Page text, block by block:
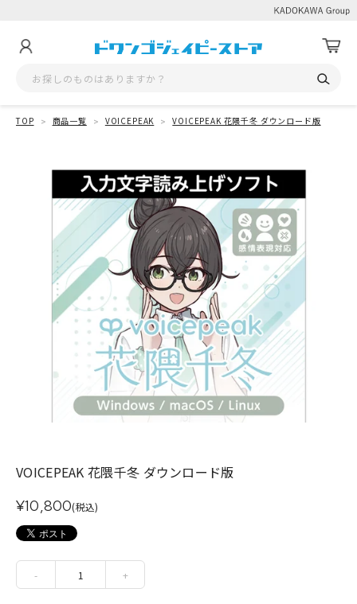
TOP 商品一覧 VOICEPEAK VOICEPEAK 花隈千冬 ダウンロード版
VOICEPEAK 花隈千冬 ダウンロード版
¥10,800(税込)
- 1 +